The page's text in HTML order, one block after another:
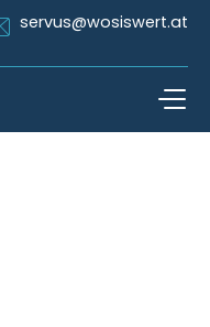
Icon Email
servus@wosiswert.at